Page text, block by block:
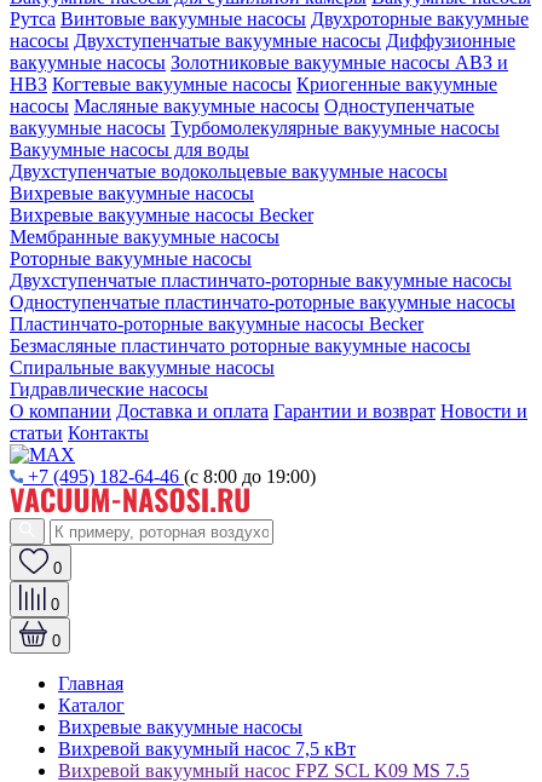
Рутса Винтовые вакуумные насосы Двухроторные вакуумные
насосы Двухступенчатые вакуумные насосы Диффузионные
вакуумные насосы Золотниковые вакуумные насосы АВЗ и
НВЗ Когтевые вакуумные насосы Криогенные вакуумные
насосы Масляные вакуумные насосы Одноступенчатые
вакуумные насосы Турбомолекулярные вакуумные насосы
Вакуумные насосы для воды
Двухступенчатые водокольцевые вакуумные насосы
Вихревые вакуумные насосы
Вихревые вакуумные насосы Becker
Мембранные вакуумные насосы
Роторные вакуумные насосы
Двухступенчатые пластинчато-роторные вакуумные насосы
Одноступенчатые пластинчато-роторные вакуумные насосы
Пластинчато-роторные вакуумные насосы Becker
Безмасляные пластинчато роторные вакуумные насосы
Спиральные вакуумные насосы
Гидравлические насосы
О компании Доставка и оплата Гарантии и возврат Новости и
статьи Контакты
+7 (495) 182-64-46 (с 8:00 до 19:00)
0
0
0
Главная
Каталог
Вихревые вакуумные насосы
Вихревой вакуумный насос 7,5 кВт
Вихревой вакуумный насос FPZ SCL K09 MS 7.5